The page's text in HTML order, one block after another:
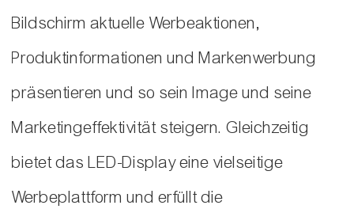
Bildschirm aktuelle Werbeaktionen,
Produktinformationen und Markenwerbung
präsentieren und so sein Image und seine
Marketingeffektivität steigern. Gleichzeitig
bietet das LED-Display eine vielseitige
Werbeplattform und erfüllt die